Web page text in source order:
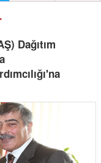
Dağıtım